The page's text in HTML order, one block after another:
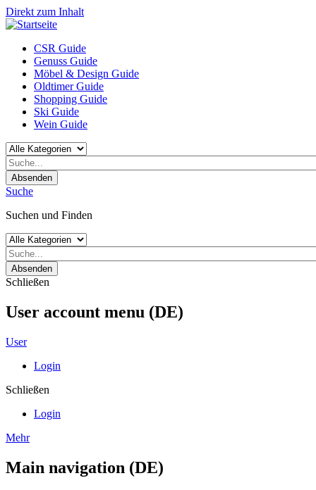
Direkt zum Inhalt
CSR Guide
Genuss Guide
Möbel & Design Guide
Oldtimer Guide
Shopping Guide
Ski Guide
Wein Guide
Absenden
Suche
Suchen und Finden
Absenden
Schließen
User account menu (DE)
User
Login
Schließen
Login
Mehr
Main navigation (DE)